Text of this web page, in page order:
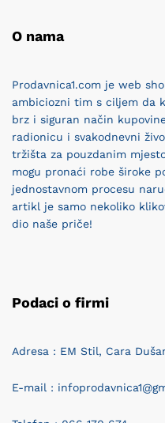
O nama
Prodavnica1.com je web
ambiciozni tim s ciljem da
brz i siguran način
radionicu i svakodnevni
tržišta za pouzdanim
mogu pronaći robe široke
jednostavnom procesu
artikl je samo nekoliko
dio naše priče!
Podaci o firmi
Adresa : EM Stil, Cara
E-mail :